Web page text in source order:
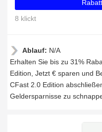
8 klickt
Ablauf: N/A
Erhalten Sie bis zu 31%
Edition, Jetzt € sparen und
CFast 2.0 Edition
Geldersparnisse zu